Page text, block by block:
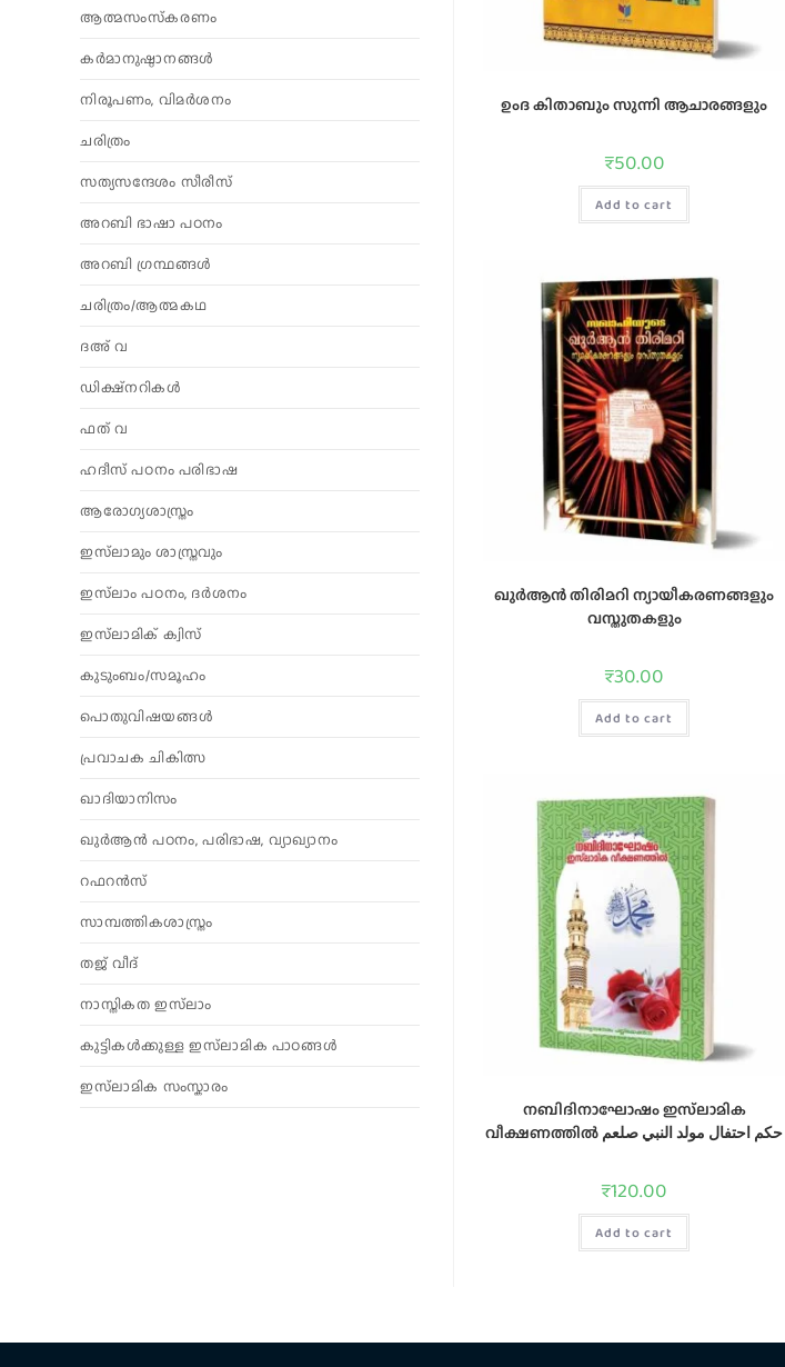
ഉംദ കിതാബും സുന്നി ആചാരങ്ങളും
₹50.00
Add to cart
ഖുര്‍ആന്‍ തിരിമറി ന്യായീകരണങ്ങളും
വസ്തുതകളും
₹30.00
Add to cart
നബിദിനാഘോഷം ഇസ്‌ലാമിക
വീക്ഷണത്തില്‍ حكم احتفال مولد النبي صلعم
₹120.00
Add to cart
ആത്മസംസ്‌കരണം
കര്‍മാനുഷ്ഠാനങ്ങള്‍
നിരൂപണം, വിമര്‍ശനം
ചരിത്രം
സത്യസന്ദേശം സീരീസ്
അറബി ഭാഷാ പഠനം
അറബി ഗ്രന്ഥങ്ങൾ
ചരിത്രം/ആത്മകഥ
ദഅ് വ
ഡിക്ഷ്നറികൾ
ഫത് വ
ഹദീസ് പഠനം പരിഭാഷ
ആരോഗ്യശാസ്ത്രം
ഇസ്‌ലാമും ശാസ്ത്രവും
ഇസ്‌ലാം പഠനം, ദർശനം
ഇസ്‌ലാമിക് ക്വിസ്
കുടുംബം/സമൂഹം
പൊതുവിഷയങ്ങൾ
പ്രവാചക ചികിത്സ
ഖാദിയാനിസം
ഖുർആൻ പഠനം, പരിഭാഷ, വ്യാഖ്യാനം
റഫറൻസ്
സാമ്പത്തികശാസ്ത്രം
തജ് വീദ്
നാസ്തികത ഇസ്‌ലാം
കുട്ടികൾക്കുള്ള ഇസ്‌ലാമിക പാഠങ്ങൾ
ഇസ്‌ലാമിക സംസ്കാരം